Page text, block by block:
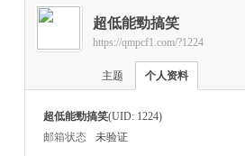
› ›
超低能勁搞笑
https://qmpcf1.com/?1224
主题 个人资料
超低能勁搞笑(UID: 1224)
邮箱状态
未验证